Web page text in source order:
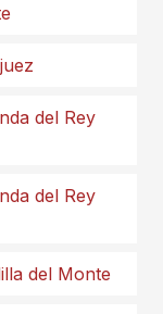
del Rey
del Rey
del Monte